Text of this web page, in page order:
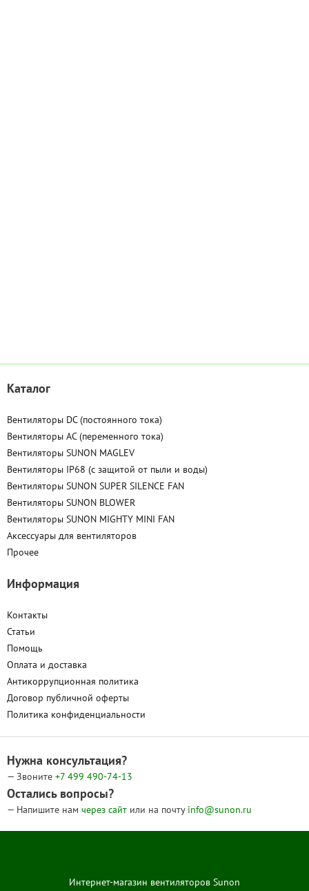
Каталог
Вентиляторы DC (постоянного тока)
Вентиляторы AC (переменного тока)
Вентиляторы SUNON MAGLEV
Вентиляторы IP68 (c защитой от пыли и воды)
Вентиляторы SUNON SUPER SILENCE FAN
Вентиляторы SUNON BLOWER
Вентиляторы SUNON MIGHTY MINI FAN
Аксессуары для вентиляторов
Прочее
Информация
Контакты
Статьи
Помощь
Оплата и доставка
Антикоррупционная политика
Договор публичной оферты
Политика конфиденциальности
Нужна консультация?
— Звоните +7 499 490-74-13
Остались вопросы?
— Напишите нам через сайт или на почту info@sunon.ru
Интернет-магазин вентиляторов Sunon